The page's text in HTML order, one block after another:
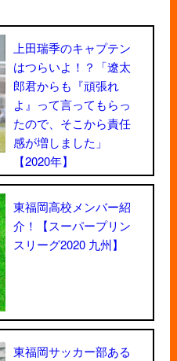
上田瑞季のキャプテン
はつらいよ！？「遼太
郎君からも『頑張れ
よ』って言ってもらっ
たので、そこから責任
感が増しました」
【2020年】
東福岡高校メンバー紹
介！【スーパープリン
スリーグ2020 九州】
東福岡サッカー部ある